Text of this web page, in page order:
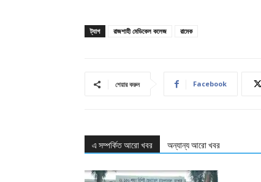
ট্যাগ রাজশাহী মেডিকেল কলেজ রামেক
শেয়ার করুন Facebook
এ সম্পর্কিত আরো খবর অন্যান্য আরো খবর